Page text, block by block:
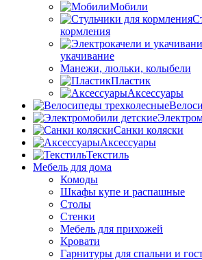
Мобили
кормления
укачивание
Манежи, люльки, колыбели
Пластик
Аксессуары
Санки коляски
Аксессуары
Текстиль
Мебель для дома
Комоды
Шкафы купе и распашные
Столы
Стенки
Мебель для прихожей
Кровати
Гарнитуры для спальни и